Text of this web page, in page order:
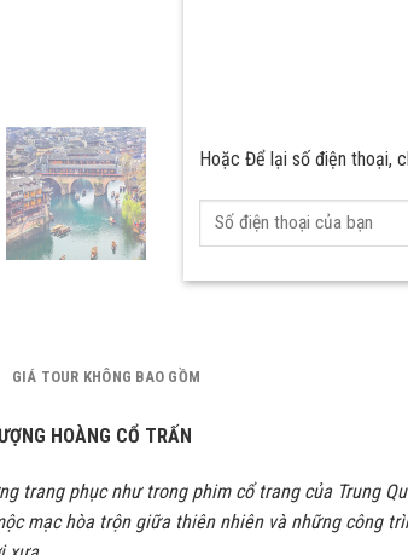
Hoặc Để lại số điện thoại,
GIÁ TOUR KHÔNG BAO GỒM
HOÀNG CỔ TRẤN
trang phục như trong phim cổ trang của Trung
mạc hòa trộn giữa thiên nhiên và những công